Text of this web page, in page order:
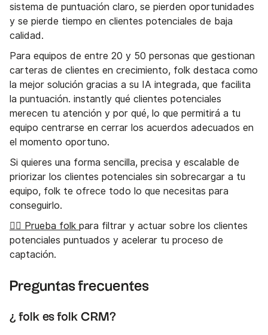
sistema de puntuación claro, se pierden oportunidades
y se pierde tiempo en clientes potenciales de baja
calidad.
Para equipos de entre 20 y 50 personas que gestionan
carteras de clientes en crecimiento, folk destaca como
la mejor solución gracias a su IA integrada, que facilita
la puntuación. instantly qué clientes potenciales
merecen tu atención y por qué, lo que permitirá a tu
equipo centrarse en cerrar los acuerdos adecuados en
el momento oportuno.
Si quieres una forma sencilla, precisa y escalable de
priorizar los clientes potenciales sin sobrecargar a tu
equipo, folk te ofrece todo lo que necesitas para
conseguirlo.
👉🏼 Prueba folk para filtrar y actuar sobre los clientes
potenciales puntuados y acelerar tu proceso de
captación.
Preguntas frecuentes
¿ folk es folk CRM?